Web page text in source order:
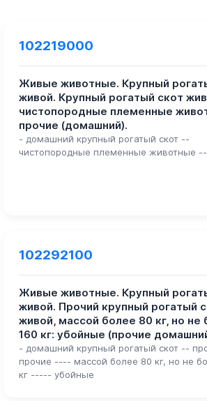
102219000
Живые животные. Крупный
живой. Крупный рогатый скот
чистопородные племенные
прочие (домашний).
- домашний крупный рогатый скот --
чистопородные племенные животные
102292100
Живые животные. Крупный
живой. Прочий крупный рогатый
живой, массой более 80 кг, но не
160 кг: убойные (прочие
- домашний крупный рогатый скот --
прочие ---- массой более 80 кг, но не
кг ----- убойные